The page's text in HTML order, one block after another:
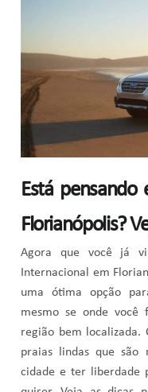
Está
Florianópolis?
Agora que você já
Internacional em
uma ótima opção
mesmo se onde
região bem localizada.
praias lindas que são
cidade e ter liberdade